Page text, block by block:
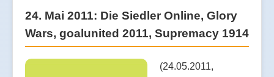
24. Mai 2011: Die Siedler Online, Glory
Wars, goalunited 2011, Supremacy 1914
(24.05.2011,